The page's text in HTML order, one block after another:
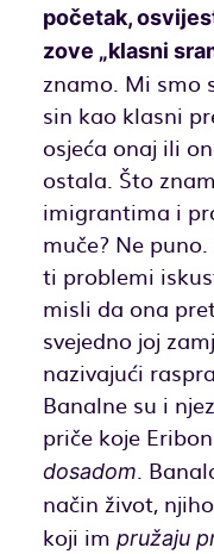
početak,
zove „klasni
znamo. Mi smo
sin kao klasni
osjeća onaj ili
ostala. Što
imigrantima i
muče? Ne
ti problemi
misli da ona
svejedno joj
nazivajući
Banalne su i
priče koje
dosadom.
način život,
koji im pružaju